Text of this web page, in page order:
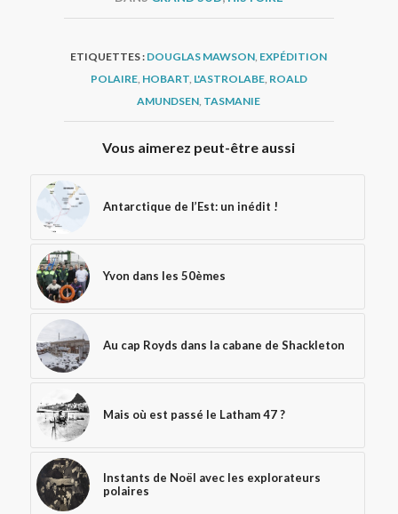
ETIQUETTES : DOUGLAS MAWSON, EXPÉDITION
POLAIRE, HOBART, L'ASTROLABE, ROALD
AMUNDSEN, TASMANIE
Vous aimerez peut-être aussi
Antarctique de l’Est: un inédit !
Yvon dans les 50èmes
Au cap Royds dans la cabane de Shackleton
Mais où est passé le Latham 47 ?
Instants de Noël avec les explorateurs
polaires